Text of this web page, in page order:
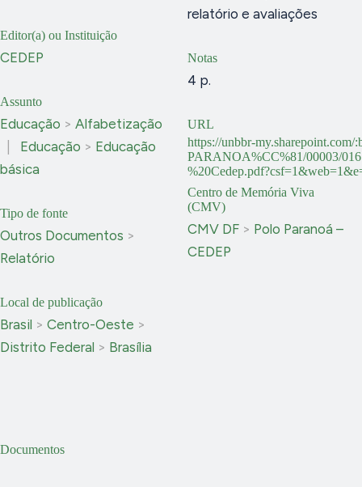
Documentos
Editor(a) ou Instituição
CEDEP
Assunto
Educação > Alfabetização
Educação > Educação
básica
Tipo de fonte
Outros Documentos >
Relatório
Local de publicação
Brasil > Centro-Oeste >
Distrito Federal > Brasília
relatório e avaliações
Notas
4 p.
URL
https://unbbr-my.sharepoint.com/
PARANOA%CC%81/00003/
Centro de Memória Viva
(CMV)
CMV DF > Polo Paranoá –
CEDEP